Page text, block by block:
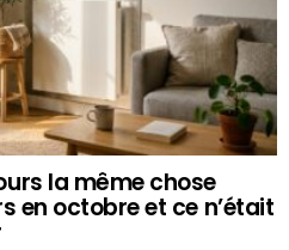
la même chose
en octobre et ce n’était